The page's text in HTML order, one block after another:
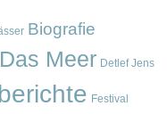
Biografie
Das Meer Detlef Jens
Festival